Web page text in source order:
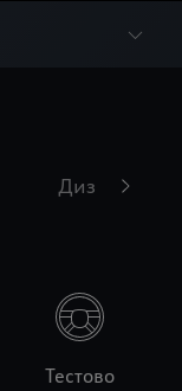
Дизайн
Тестово